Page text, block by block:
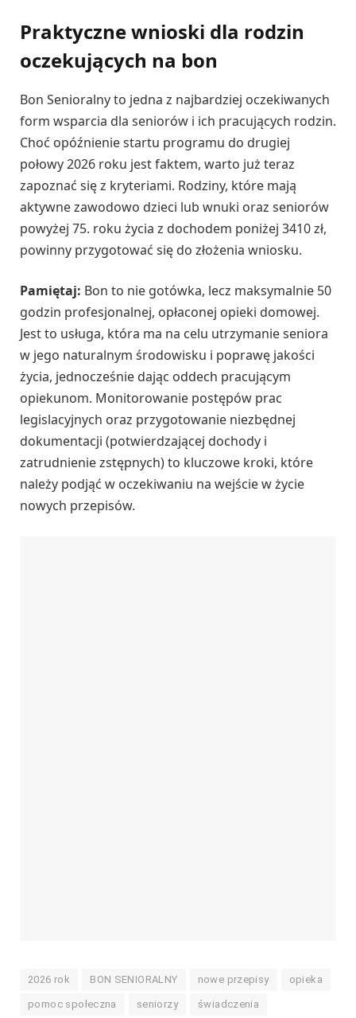
Praktyczne wnioski dla rodzin
oczekujących na bon
Bon Senioralny to jedna z najbardziej oczekiwanych
form wsparcia dla seniorów i ich pracujących rodzin.
Choć opóźnienie startu programu do drugiej
połowy 2026 roku jest faktem, warto już teraz
zapoznać się z kryteriami. Rodziny, które mają
aktywne zawodowo dzieci lub wnuki oraz seniorów
powyżej 75. roku życia z dochodem poniżej 3410 zł,
powinny przygotować się do złożenia wniosku.
Pamiętaj: Bon to nie gotówka, lecz maksymalnie 50
godzin profesjonalnej, opłaconej opieki domowej.
Jest to usługa, która ma na celu utrzymanie seniora
w jego naturalnym środowisku i poprawę jakości
życia, jednocześnie dając oddech pracującym
opiekunom. Monitorowanie postępów prac
legislacyjnych oraz przygotowanie niezbędnej
dokumentacji (potwierdzającej dochody i
zatrudnienie zstępnych) to kluczowe kroki, które
należy podjąć w oczekiwaniu na wejście w życie
nowych przepisów.
2026 rok BON SENIORALNY nowe przepisy opieka
pomoc społeczna seniorzy świadczenia